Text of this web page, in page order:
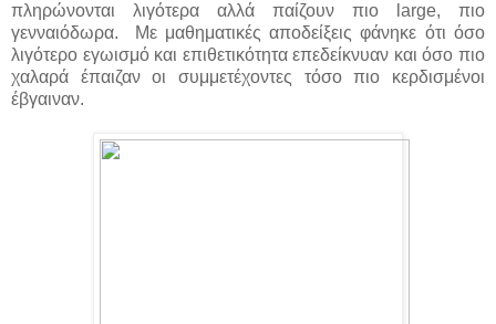
πληρώνονται λιγότερα αλλά παίζουν πιο large, πιο
γενναιόδωρα. Με μαθηματικές αποδείξεις φάνηκε ότι όσο
λιγότερο εγωισμό και επιθετικότητα επεδείκνυαν και όσο πιο
χαλαρά έπαιζαν οι συμμετέχοντες τόσο πιο κερδισμένοι
έβγαιναν.